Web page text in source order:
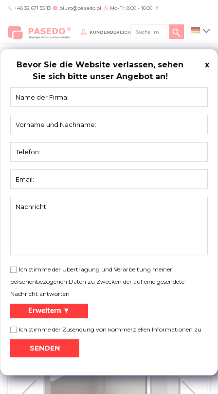
+48 32 671 55 13 biuro@pasedo.pl Mo-Fr: 8:00 - 16:00
KUNDENBEREICH
Bevor Sie die Website verlassen, sehen
Sie sich bitte unser Angebot an!
x
Ich stimme der Übertragung und Verarbeitung meiner
personenbezogenen Daten zu Zwecken der auf eine gesendete
Nachricht antworten
Erweitern ▼
Ich stimme der Zusendung von kommerziellen Informationen zu
Home/Produkte /Renovierungssystem
57120-REN
RENOVIERUNGSSYSTEM
57120-REN
Einheit:
Stück
Verpackung:
Flugblatt:
Drucken Produktkatalog